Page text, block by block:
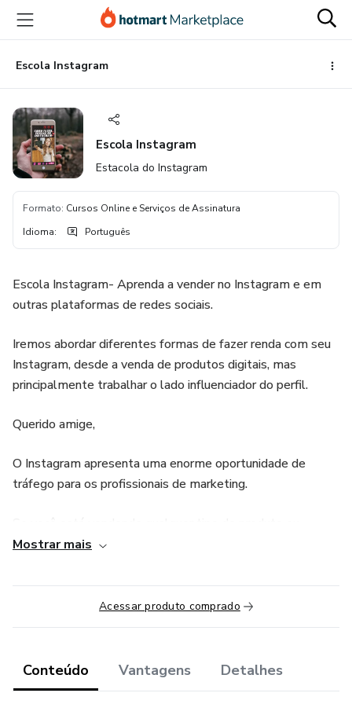
para
conteúdo
principal
para
pagamento
para
rodapé
Escola Instagram
Escola Instagram
Estacola do Instagram
Formato: Cursos Online e Serviços de Assinatura
Idioma: Português
Escola Instagram- Aprenda a vender no Instagram e em
outras plataformas de redes sociais.
Iremos abordar diferentes formas de fazer renda com seu
Instagram, desde a venda de produtos digitais, mas
principalmente trabalhar o lado influenciador do perfil.
Querido amige,
O Instagram apresenta uma enorme oportunidade de
tráfego para os profissionais de marketing.
serviço, o Instagram deve fazer parte de sua estratégia de
estará deixando muito dinheiro na mesa se descartar o
Mostrar mais
Acessar produto comprado
Conteúdo Vantagens Detalhes